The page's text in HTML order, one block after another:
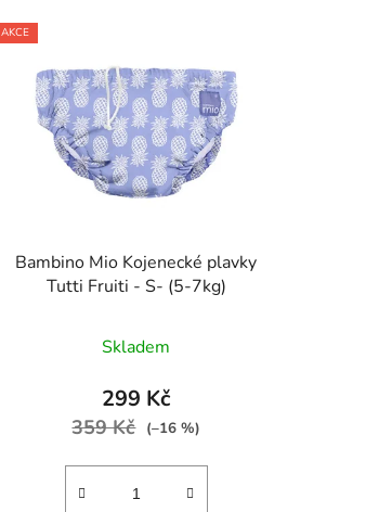
e
n
k
t
AKCE
Bambino Mio Kojenecké plavky
Tutti Fruiti - S- (5-7kg)
Skladem
299 Kč
359 Kč (–16 %)